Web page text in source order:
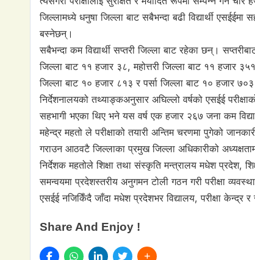
जिल्लामध्ये धनुषा जिल्ला बाट सबैभन्दा बढी विद्यार्थी एसईईमा
बस्नेछन्।
सबैभन्दा कम विद्यार्थी सप्तरी जिल्ला बाट रहेका छन्।
जिल्ला बाट ११ हजार ३८, महोत्तरी जिल्ला बाट ११ हजार
जिल्ला बाट १० हजार ८१३ र पर्सा जिल्ला बाट १० हजार ७०३
निर्देशनालयको तथ्याङ्कअनुसार अघिल्लो वर्षको एसईई
सहभागी भएका थिए भने यस वर्ष एक हजार २६७ जना कम
महेन्द्र महतो ले परीक्षाको तयारी अन्तिम चरणमा पुगेको
गराउन आठवटै जिल्लाका प्रमुख जिल्ला अधिकारीको
निर्देशक महतोले शिक्षा तथा संस्कृति मन्त्रालय मधेश प्रदेश,
समन्वयमा प्रदेशस्तरीय अनुगमन टोली गठन गरी परीक्षा
एसईई नजिकिँदै जाँदा मधेश प्रदेशभर विद्यालय, परीक्षा केन्द्र
Share And Enjoy !